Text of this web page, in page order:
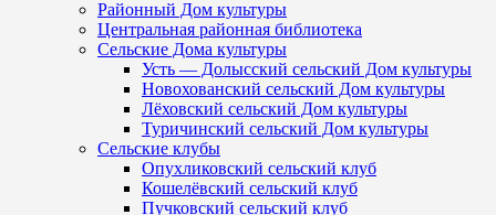
Районный Дом культуры
Центральная районная библиотека
Сельские Дома культуры
Усть — Долысский сельский Дом культуры
Новохованский сельский Дом культуры
Лёховский сельский Дом культуры
Туричинский сельский Дом культуры
Сельские клубы
Опухликовский сельский клуб
Кошелёвский сельский клуб
Пучковский сельский клуб